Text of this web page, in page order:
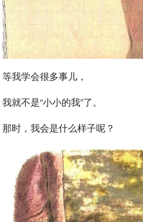
等我学会很多事儿，
我就不是“小小的我”了。
那时，我会是什么样子呢？